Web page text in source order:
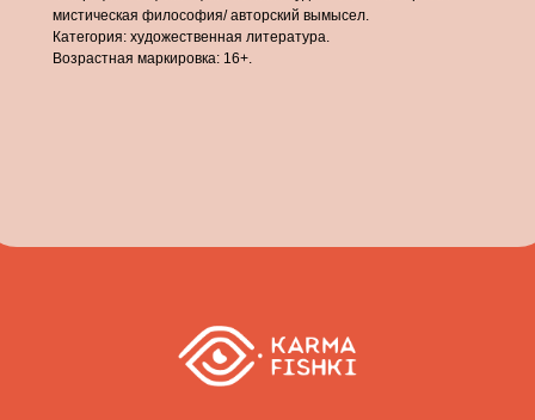
мистическая философия/ авторский вымысел.
Категория: художественная литература.
Возрастная маркировка: 16+.